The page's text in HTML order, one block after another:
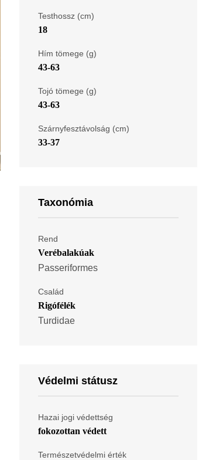
Testhossz (cm)
18
Hím tömege (g)
43-63
Tojó tömege (g)
43-63
Szárnyfesztávolság (cm)
33-37
Taxonómia
Rend
Verébalakúak
Passeriformes
Család
Rigófélék
Turdidae
Védelmi státusz
Hazai jogi védettség
fokozottan védett
Természetvédelmi érték